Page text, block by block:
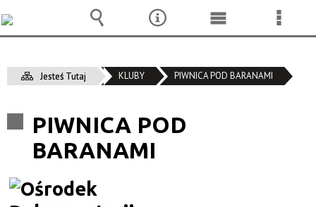
Jesteś Tutaj KLUBY PIWNICA POD BARANAMI
PIWNICA POD
BARANAMI
Wyszukiwarka
NarzędziaMenu
Menu